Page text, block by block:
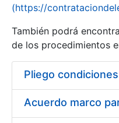
(https://
También podrá
de los procedimientos